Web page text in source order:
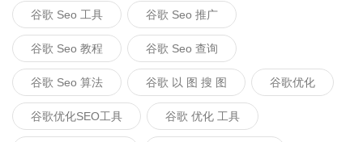
谷歌 Seo 工具 谷歌 Seo 推广
谷歌 Seo 教程 谷歌 Seo 查询
谷歌 Seo 算法 谷歌 以 图 搜 图 谷歌优化
谷歌优化SEO工具 谷歌 优化 工具